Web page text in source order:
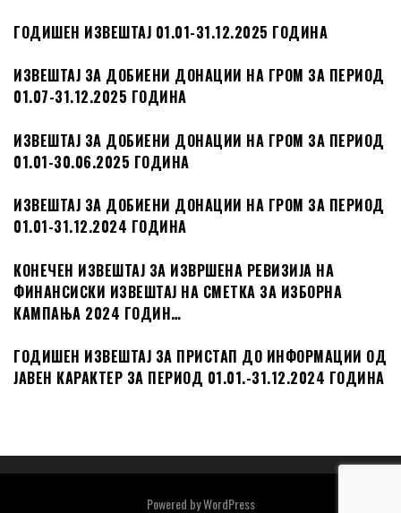
ГОДИШЕН ИЗВЕШТАЈ 01.01-31.12.2025 ГОДИНА
ИЗВЕШТАЈ ЗА ДОБИЕНИ ДОНАЦИИ НА ГРОМ ЗА ПЕРИОД
01.07-31.12.2025 ГОДИНА
ИЗВЕШТАЈ ЗА ДОБИЕНИ ДОНАЦИИ НА ГРОМ ЗА ПЕРИОД
01.01-30.06.2025 ГОДИНА
ИЗВЕШТАЈ ЗА ДОБИЕНИ ДОНАЦИИ НА ГРОМ ЗА ПЕРИОД
01.01-31.12.2024 ГОДИНА
КОНЕЧЕН ИЗВЕШТАЈ ЗА ИЗВРШЕНА РЕВИЗИЈА НА
ФИНАНСИСКИ ИЗВЕШТАЈ НА СМЕТКА ЗА ИЗБОРНА
КАМПАЊА 2024 ГОДИН…
ГОДИШЕН ИЗВЕШТАЈ ЗА ПРИСТАП ДО ИНФОРМАЦИИ ОД
ЈАВЕН КАРАКТЕР ЗА ПЕРИОД 01.01.-31.12.2024 ГОДИНА
Powered byWordPress